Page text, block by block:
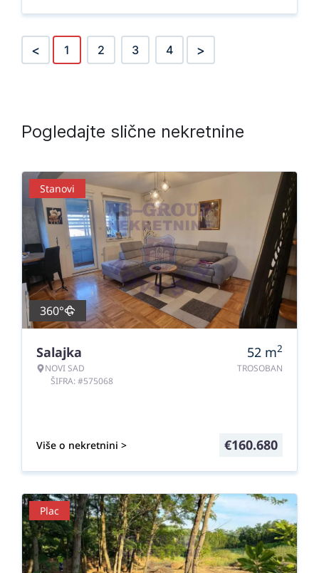
< 1 2 3 4 >
Pogledajte slične nekretnine
Stanovi
360°
Salajka
NOVI SAD
ŠIFRA: #575068
52 m2
TROSOBAN
Više o nekretnini > €160.680
Plac